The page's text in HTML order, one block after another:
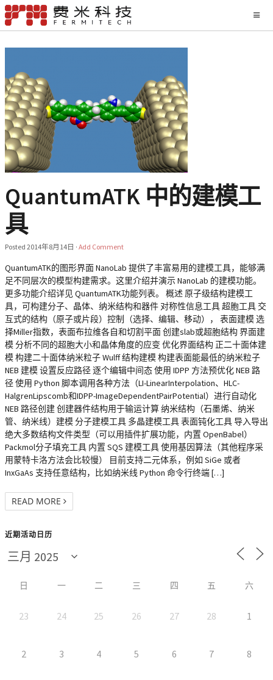
QuantumATK 中的建模工
具
Posted 2014年8月14日 · Add Comment
QuantumATK的图形界面 NanoLab 提供了丰富易用的建模工具，能够满
足不同层次的模型构建需求。这里介绍并演示 NanoLab 的建模功能。
更多功能介绍详见 QuantumATK功能列表。 概述 原子级结构建模工
具，可构建分子、晶体、纳米结构和器件 对称性信息工具 超胞工具 交
互式的结构（原子或片段）控制（选择、编辑、移动）， 表面建模 选
择Miller指数，表面布拉维各自和切割平面 创建slab或超胞结构 界面建
模 分析不同的超胞大小和晶体角度的应变 优化界面结构 正二十面体建
模 构建二十面体纳米粒子 Wulff 结构建模 构建表面能最低的纳米粒子
NEB 建模 设置反应路径 逐个编辑中间态 使用 IDPP 方法预优化 NEB 路
径 使用 Python 脚本调用各种方法（LI-LinearInterpolation、HLC-
HalgrenLipscomb和IDPP-ImageDependentPairPotential）进行自动化
NEB 路径创建 创建器件结构用于输运计算 纳米结构（石墨烯、纳米
管、纳米线）建模 分子建模工具 多晶建模工具 表面钝化工具 导入导出
绝大多数结构文件类型（可以用插件扩展功能，内置 OpenBabel）
Packmol分子填充工具 内置 SQS 建模工具 使用基因算法（其他程序采
用蒙特卡洛方法会比较慢） 目前支持二元体系，例如 SiGe 或者
InxGaAs 支持任意结构，比如纳米线 Python 命令行终端 […]
READ MORE
近期活动日历
日 一 二 三 四 五 六
23 24 25 26 27 28 1
2 3 4 5 6 7 8